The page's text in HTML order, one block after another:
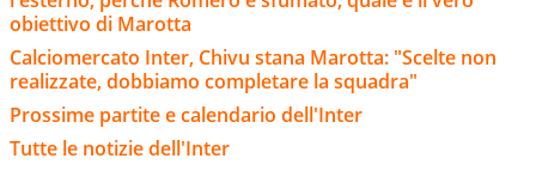
obiettivo di Marotta
Calciomercato Inter, Chivu stana Marotta: "Scelte non
realizzate, dobbiamo completare la squadra"
Prossime partite e calendario dell'Inter
Tutte le notizie dell'Inter